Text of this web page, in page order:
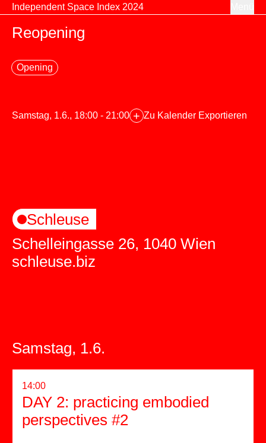
Zum Inhalt springen
Independent Space Index 2024
Reopening
Opening
Samstag, 1.6., 18:00 - 21:00 + Zu Kalender Exportieren
Schleuse
Schelleingasse 26, 1040 Wien
schleuse.biz
Samstag, 1.6.
14:00
DAY 2: practicing embodied
perspectives #2